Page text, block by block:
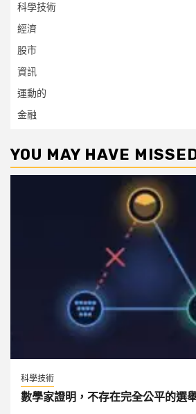
科學技術
經濟
股市
資訊
運動的
金融
YOU MAY HAVE
科學技術
數學家證明，不存在完全公平的選